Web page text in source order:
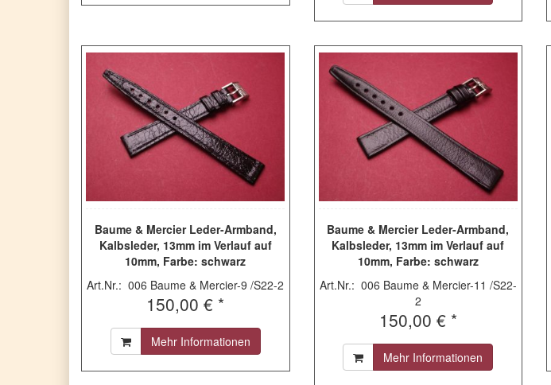
Baume & Mercier Leder-Armband,
Kalbsleder, 13mm im Verlauf auf
10mm, Farbe: schwarz
Art.Nr.: 006 Baume & Mercier-9 /S22-2
150,00 € *
Mehr Informationen
Baume & Mercier Leder-Armband,
Kalbsleder, 13mm im Verlauf auf
10mm, Farbe: schwarz
Art.Nr.: 006 Baume & Mercier-11 /S22-
2
150,00 € *
Mehr Informationen